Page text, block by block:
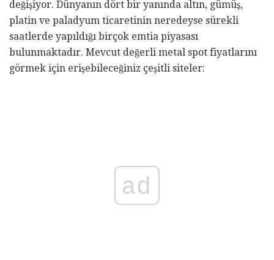
değişiyor. Dünyanın dört bir yanında altın, gümüş,
platin ve paladyum ticaretinin neredeyse sürekli
saatlerde yapıldığı birçok emtia piyasası
bulunmaktadır. Mevcut değerli metal spot fiyatlarını
görmek için erişebileceğiniz çeşitli siteler:
ad